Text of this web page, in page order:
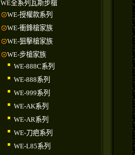
WE全系列瓦斯步槍
WE-授權款系列
WE-衝鋒槍家族
WE-狙擊槍家族
WE-步槍家族
WE-888C系列
WE-888系列
WE-999系列
WE-AK系列
WE-AR系列
WE-刀疤系列
WE-L85系列